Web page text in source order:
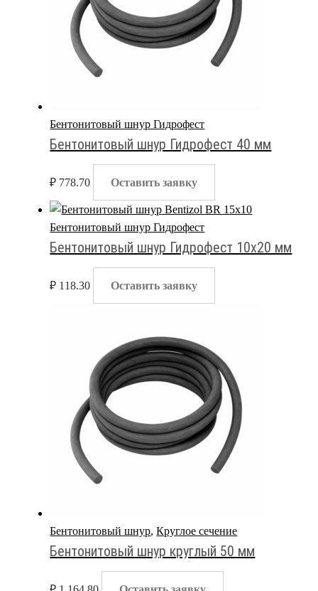
Бентонитовый шнур Гидрофест
Бентонитовый шнур Гидрофест 40 мм
₽ 778.70 Оставить заявку
Бентонитовый шнур Гидрофест
Бентонитовый шнур Гидрофест 10х20 мм
₽ 118.30 Оставить заявку
Бентонитовый шнур,Круглое сечение
Бентонитовый шнур круглый 50 мм